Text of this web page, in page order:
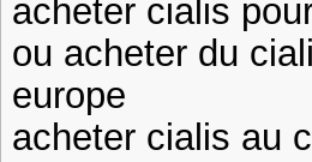
acheter cialis
ou acheter du
europe
acheter cialis au